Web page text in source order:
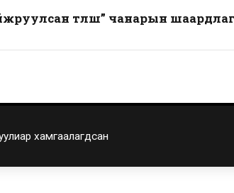
түлш” чанарын
хамгаалагдсан